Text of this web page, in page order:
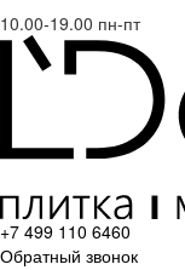
10.00-19.00 пн-пт
+7 499 110 6460
Обратный звонок